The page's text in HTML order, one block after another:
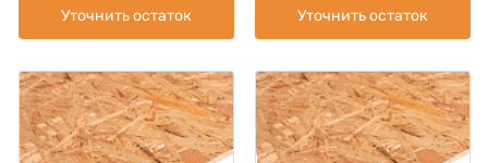
Уточнить остаток Уточнить остаток